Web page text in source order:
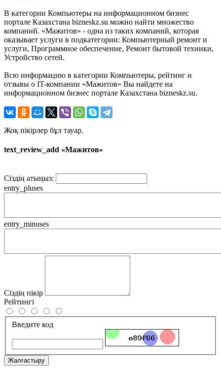
В категории Компьютеры на информационном бизнес
портале Казахстана bizneskz.su можно найти множество
компаний. «Мажитов» - одна из таких компаний, которая
оказывает услуги в подкатегории: Компьютерный ремонт и
услуги, Программное обеспечение, Ремонт бытовой техники,
Устройство сетей.
Всю информацию в категории Компьютеры, рейтинг и
отзывы о IT-компании «Мажитов» Вы найдете на
информационном бизнес портале Казахстана bizneskz.su.
Жоқ пікірлер бұл тауар.
text_review_add «Мажитов»
Сіздің атыңыз:
entry_pluses
entry_minuses
Сіздің пікір
Рейтингі
Введите код
Жалғастыру